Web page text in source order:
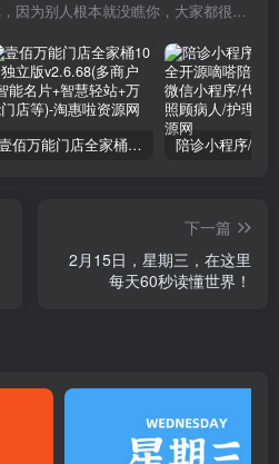
没谁瞧不起你，因为别人根本就没瞧你，大家都很忙的
壹佰万能门店全家桶10套独立版v2.6.68(​多商户+智能名片+智慧轻站+万能门店等)
下一篇
2月15日，星期三，在这里
每天60秒读懂世界！